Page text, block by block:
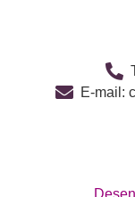
E-mail: